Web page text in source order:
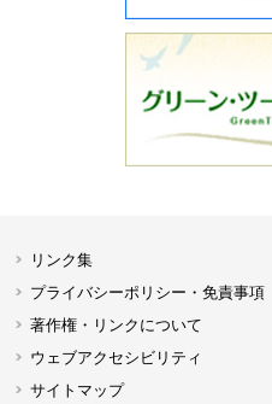
リンク集
プライバシーポリシー・免責事項
著作権・リンクについて
ウェブアクセシビリティ
サイトマップ